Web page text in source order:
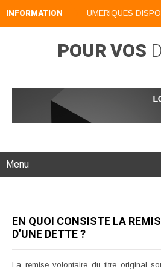
INFORMATION
NOS LIVRES NUMERIQUES
POUR VOS
Menu
EN QUOI CONSISTE LA
D’UNE DETTE ?
La remise volontaire du titre original